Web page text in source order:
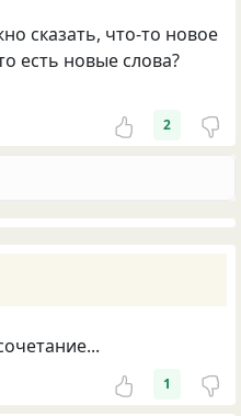
сказать, что-то новое
есть новые слова?
2
1